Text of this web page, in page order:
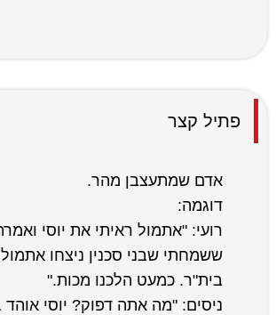
פתיל קצר
אדם שמתעצבן מהר.
דוגמה:
רועי: "אתמול ראיתי את יוסי
ששמחתי שבני סכנין ניצחו
בית"ר. כמעט הלכנו מכות."
ניסים: "מה אתה דפוק? יוסי אוהד